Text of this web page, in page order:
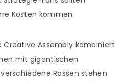
Kosten kommen.
Creative Assembly kombiniert
mit gigantischen
Rassen stehen